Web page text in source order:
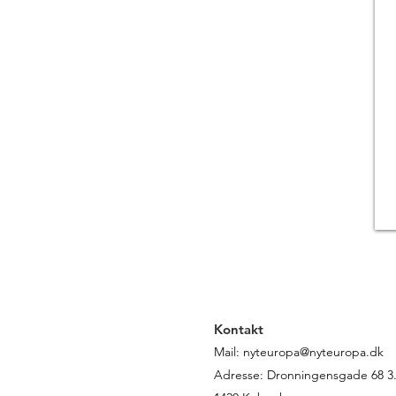
Kontakt
Mail: nyteuropa@nyteuropa.dk
Adresse: Dronningensgade 68